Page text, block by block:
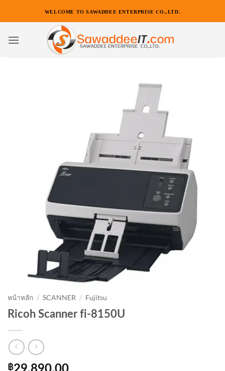
เนื้อหา
WELCOME TO SAWADDEE ENTERPRISE CO.,LTD.
หน้าหลัก / SCANNER / Fujitsu
Ricoh Scanner fi-8150U
฿